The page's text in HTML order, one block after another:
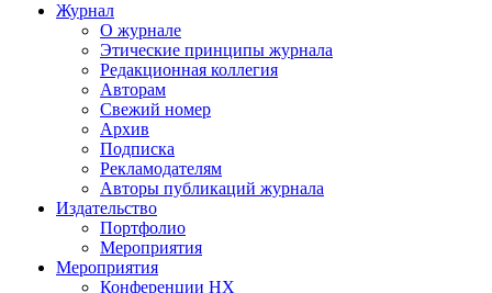
Журнал
О журнале
Этические принципы журнала
Редакционная коллегия
Авторам
Свежий номер
Архив
Подписка
Рекламодателям
Авторы публикаций журнала
Издательство
Портфолио
Мероприятия
Мероприятия
Конференции НХ